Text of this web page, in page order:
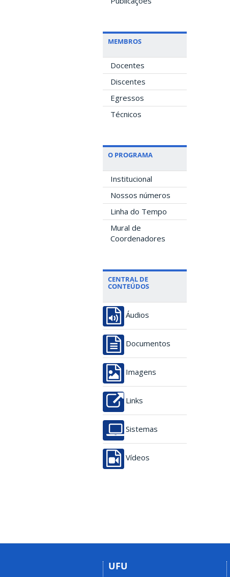
MEMBROS
Docentes
Discentes
Egressos
Técnicos
O PROGRAMA
Institucional
Nossos números
Linha do Tempo
Mural de
Coordenadores
CENTRAL DE
CONTEÚDOS
Áudios
Documentos
Imagens
Links
Sistemas
Vídeos
UFU